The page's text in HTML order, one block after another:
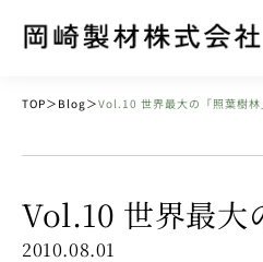
TOP＞ Blog＞Vol.10 世界最大の「照葉樹林
Vol.10 世界最大
2010.08.01